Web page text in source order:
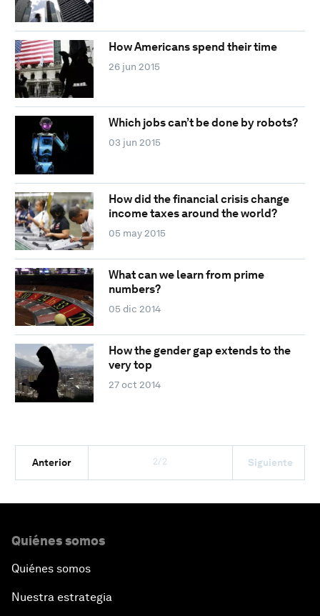
How Americans spend their time
26 jun 2015
Which jobs can’t be done by robots?
03 jun 2015
How did the financial crisis change
income taxes around the world?
05 may 2015
What can we learn from prime
numbers?
05 dic 2014
How the gender gap extends to the
very top
27 oct 2014
Anterior 2/2 Siguiente
Quiénes somos
Quiénes somos
Nuestra estrategia